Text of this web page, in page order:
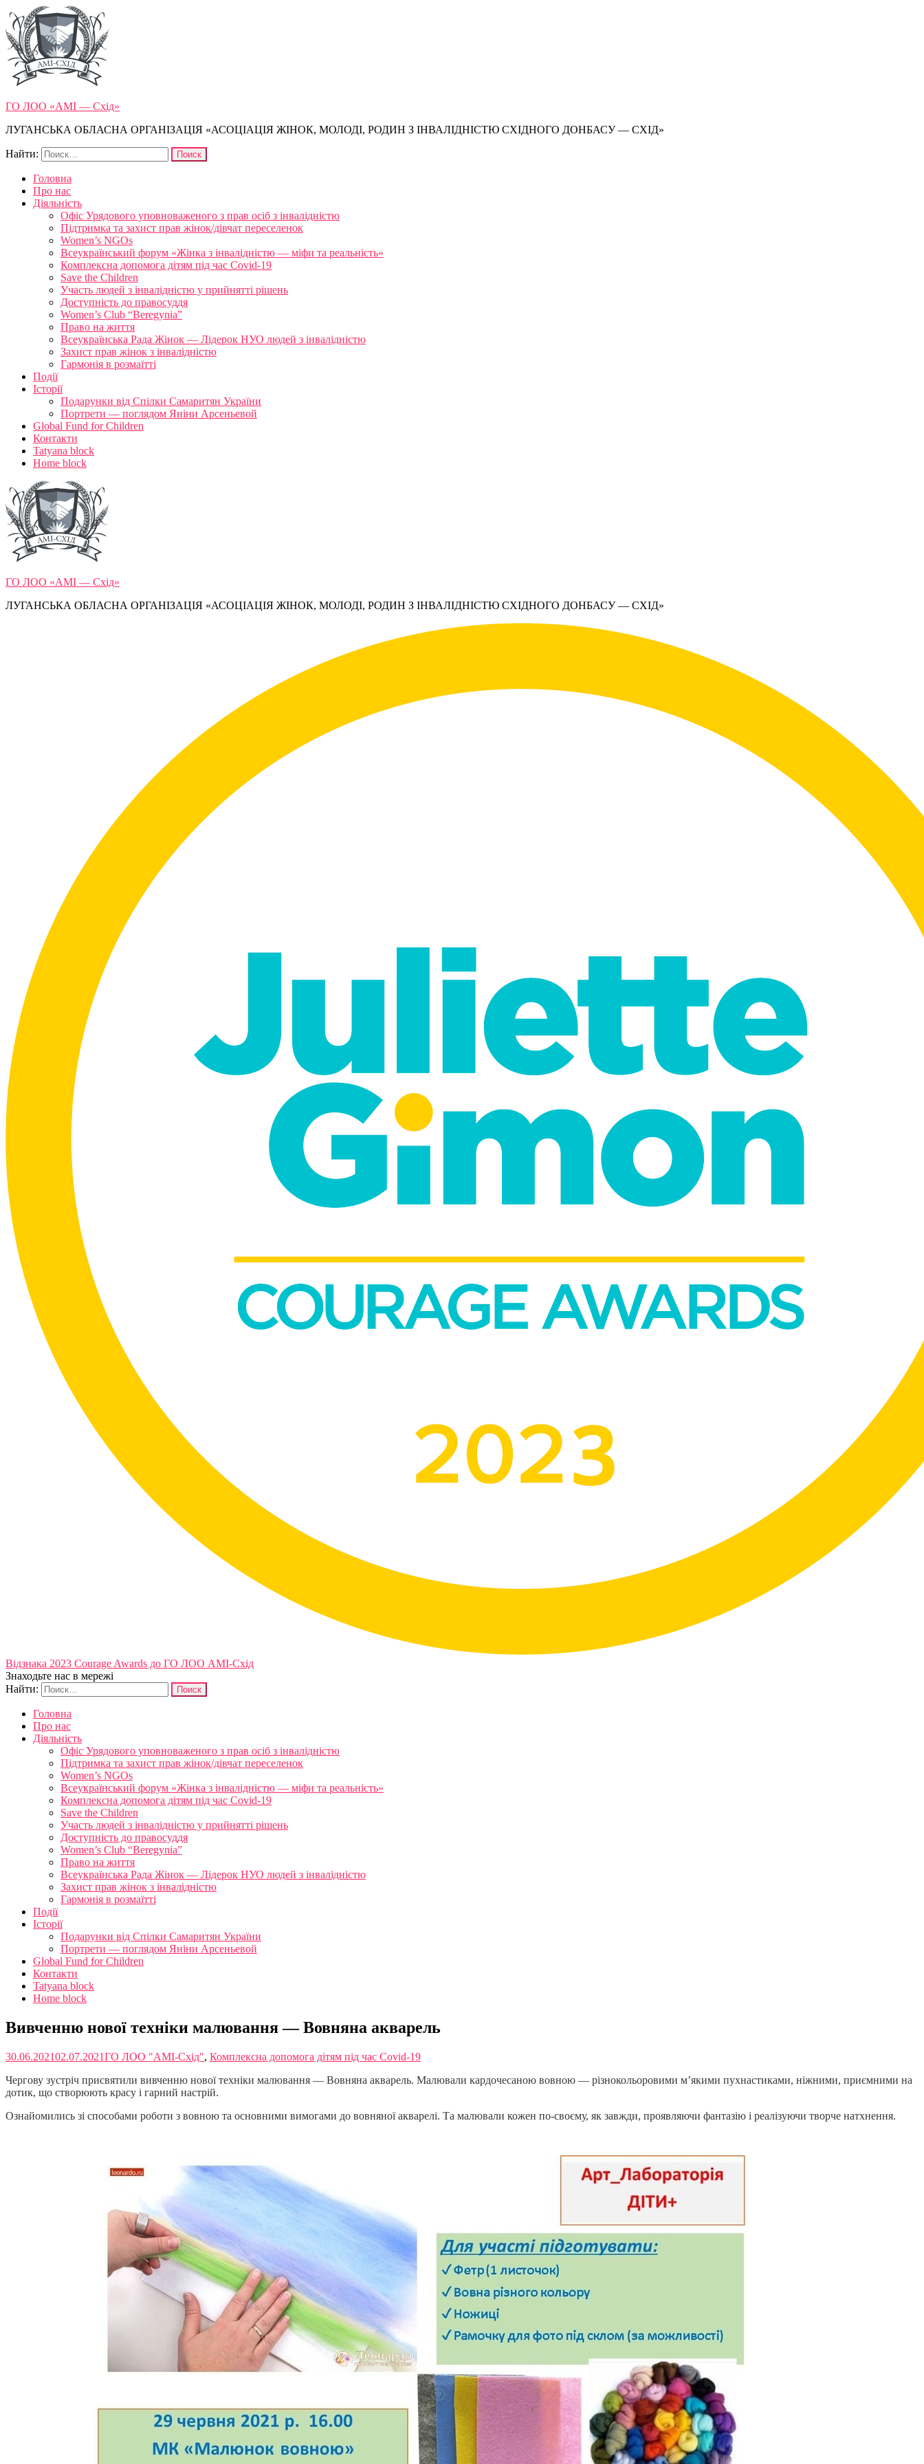
ГО ЛОО «АМІ — Схід»
ЛУГАНСЬКА ОБЛАСНА ОРГАНІЗАЦІЯ «АСОЦІАЦІЯ ЖІНОК, МОЛОДІ, РОДИН З ІНВАЛІДНІСТЮ СХІДНОГО ДОНБАСУ — СХІД»
Найти:
Головна
Про нас
Діяльність
Офіс Урядового уповноваженого з прав осіб з інвалідністю
Підтримка та захист прав жінок/дівчат переселенок
Women’s NGOs
Всеукраїнський форум «Жінка з інвалідністю — міфи та реальність»
Комплексна допомога дітям під час Covid-19
Save the Children
Участь людей з інвалідністю у прийнятті рішень
Доступність до правосуддя
Women’s Club “Beregynia”
Право на життя
Всеукраїнська Рада Жінок — Лідерок НУО людей з інвалідністю
Захист прав жінок з інвалідністю
Гармонія в розмаїтті
Події
Історії
Подарунки від Спілки Самаритян України
Портрети — поглядом Яніни Арсеньевой
Global Fund for Children
Контакти
Tatyana block
Home block
ГО ЛОО «АМІ — Схід»
ЛУГАНСЬКА ОБЛАСНА ОРГАНІЗАЦІЯ «АСОЦІАЦІЯ ЖІНОК, МОЛОДІ, РОДИН З ІНВАЛІДНІСТЮ СХІДНОГО ДОНБАСУ — СХІД»
Відзнака 2023 Courage Awards до ГО ЛОО АМІ-Схід
Знаходьте нас в мережі
Найти:
Головна
Про нас
Діяльність
Офіс Урядового уповноваженого з прав осіб з інвалідністю
Підтримка та захист прав жінок/дівчат переселенок
Women’s NGOs
Всеукраїнський форум «Жінка з інвалідністю — міфи та реальність»
Комплексна допомога дітям під час Covid-19
Save the Children
Участь людей з інвалідністю у прийнятті рішень
Доступність до правосуддя
Women’s Club “Beregynia”
Право на життя
Всеукраїнська Рада Жінок — Лідерок НУО людей з інвалідністю
Захист прав жінок з інвалідністю
Гармонія в розмаїтті
Події
Історії
Подарунки від Спілки Самаритян України
Портрети — поглядом Яніни Арсеньевой
Global Fund for Children
Контакти
Tatyana block
Home block
Вивченню нової техніки малювання — Вовняна акварель
30.06.202102.07.2021ГО ЛОО "АМІ-Схід", Комплексна допомога дітям під час Covid-19
Чергову зустріч присвятили вивченню нової техніки малювання — Вовняна акварель. Малювали кардочесаною вовною — різнокольоровими м’якими пухнастиками, ніжними, приємними на
дотик, що створюють красу і гарний настрій.
Ознайомились зі способами роботи з вовною та основними вимогами до вовняної акварелі. Та малювали кожен по-своєму, як завжди, проявляючи фантазію і реалізуючи творче натхнення.